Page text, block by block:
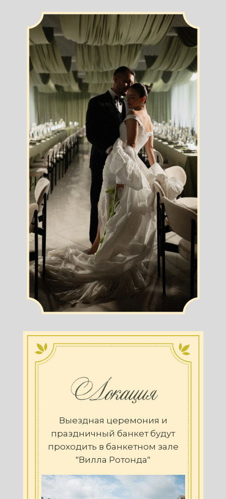
Выездная церемония и
праздничный банкет будут
проходить в банкетном зале
"Вилла Ротонда"